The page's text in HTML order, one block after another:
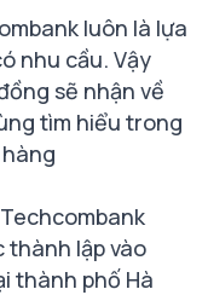
luôn là lựa
nhu cầu. Vậy
sẽ nhận về
tìm hiểu trong
thành lập vào
thành phố Hà